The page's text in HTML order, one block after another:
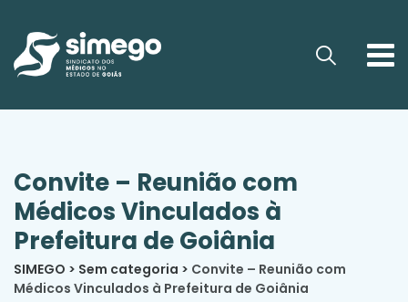
Convite – Reunião com
Médicos Vinculados à
Prefeitura de Goiânia
SIMEGO > Sem categoria > Convite – Reunião com
Médicos Vinculados à Prefeitura de Goiânia